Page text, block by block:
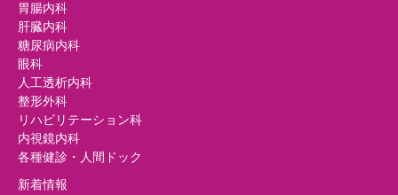
胃腸内科
肝臓内科
糖尿病内科
眼科
人工透析内科
整形外科
リハビリテーション科
内視鏡内科
各種健診・人間ドック
新着情報